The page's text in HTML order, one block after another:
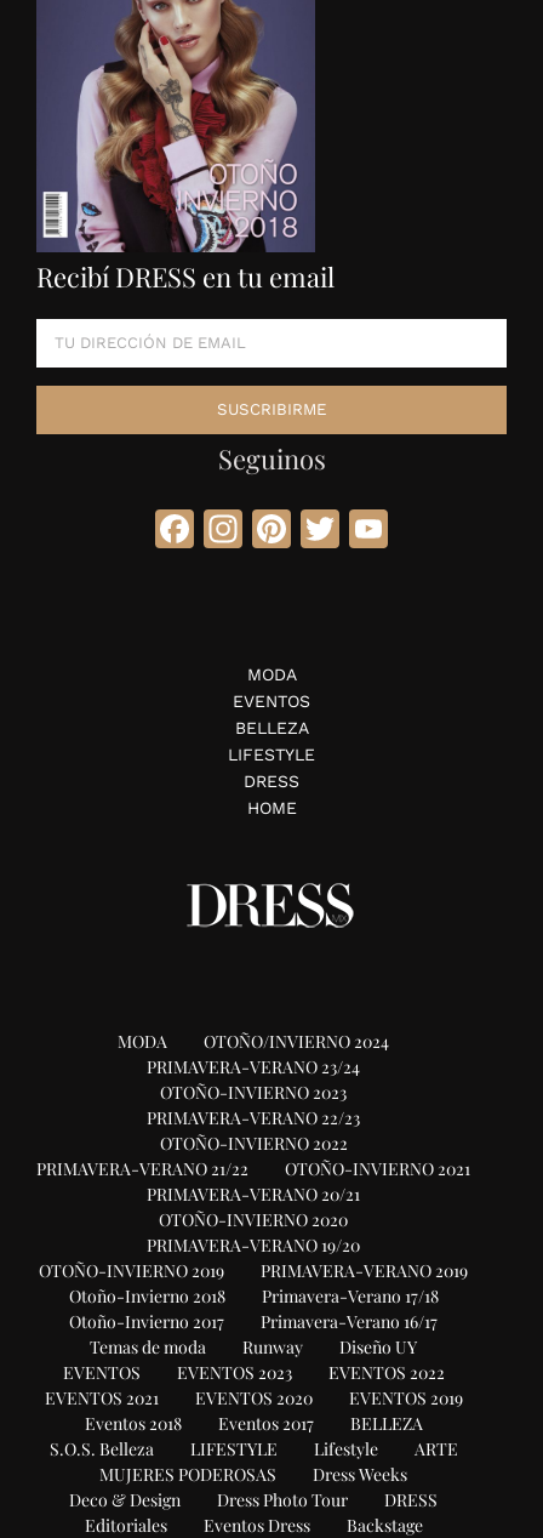
Recibí DRESS en tu email
Seguinos
Facebook
Instagram
Pinterest
Twitter
MODA
EVENTOS
BELLEZA
LIFESTYLE
DRESS
HOME
MODA
OTOÑO/INVIERNO 2024
PRIMAVERA-VERANO 23/24
OTOÑO-INVIERNO 2023
PRIMAVERA-VERANO 22/23
OTOÑO-INVIERNO 2022
PRIMAVERA-VERANO 21/22
OTOÑO-INVIERNO 2021
PRIMAVERA-VERANO 20/21
OTOÑO-INVIERNO 2020
PRIMAVERA-VERANO 19/20
OTOÑO-INVIERNO 2019
PRIMAVERA-VERANO 2019
Otoño-Invierno 2018
Primavera-Verano 17/18
Otoño-Invierno 2017
Primavera-Verano 16/17
Temas de moda
Runway
Diseño UY
EVENTOS
EVENTOS 2023
EVENTOS 2022
EVENTOS 2021
EVENTOS 2020
EVENTOS 2019
Eventos 2018
Eventos 2017
BELLEZA
S.O.S. Belleza
LIFESTYLE Lifestyle
ARTE
MUJERES PODEROSAS
Dress Weeks
Deco & Design
Dress Photo Tour
DRESS
Editoriales
Eventos Dress Backstage